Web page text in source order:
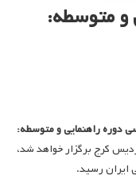
و متوسطه:
دوره راهنمایی و متوسطه:
کرج برگزار خواهد شد،
ایران رسید.